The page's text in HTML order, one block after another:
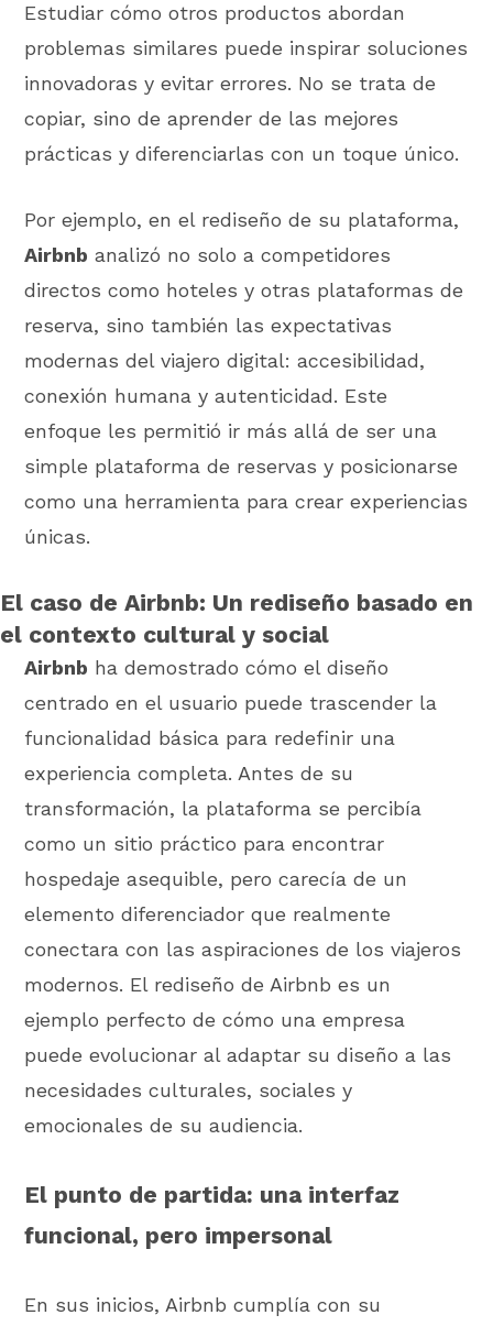
Estudiar cómo otros productos abordan
problemas similares puede inspirar soluciones
innovadoras y evitar errores. No se trata de
copiar, sino de aprender de las mejores
prácticas y diferenciarlas con un toque único.
Por ejemplo, en el rediseño de su plataforma,
Airbnb analizó no solo a competidores
directos como hoteles y otras plataformas de
reserva, sino también las expectativas
modernas del viajero digital: accesibilidad,
conexión humana y autenticidad. Este
enfoque les permitió ir más allá de ser una
simple plataforma de reservas y posicionarse
como una herramienta para crear experiencias
únicas.
El caso de Airbnb: Un rediseño basado en
el contexto cultural y social
Airbnb ha demostrado cómo el diseño
centrado en el usuario puede trascender la
funcionalidad básica para redefinir una
experiencia completa. Antes de su
transformación, la plataforma se percibía
como un sitio práctico para encontrar
hospedaje asequible, pero carecía de un
elemento diferenciador que realmente
conectara con las aspiraciones de los viajeros
modernos. El rediseño de Airbnb es un
ejemplo perfecto de cómo una empresa
puede evolucionar al adaptar su diseño a las
necesidades culturales, sociales y
emocionales de su audiencia.
El punto de partida: una interfaz
funcional, pero impersonal
En sus inicios, Airbnb cumplía con su